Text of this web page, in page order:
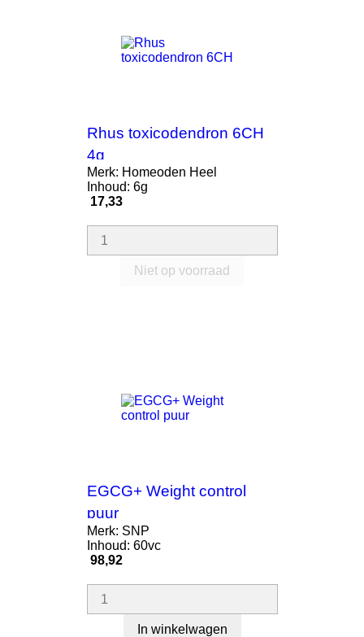
Rhus toxicodendron 6CH
4g
Merk: Homeoden Heel
Inhoud: 6g
Prijs
17,33
Niet op voorraad
EGCG+ Weight control
puur
Merk: SNP
Inhoud: 60vc
Prijs
98,92
In winkelwagen